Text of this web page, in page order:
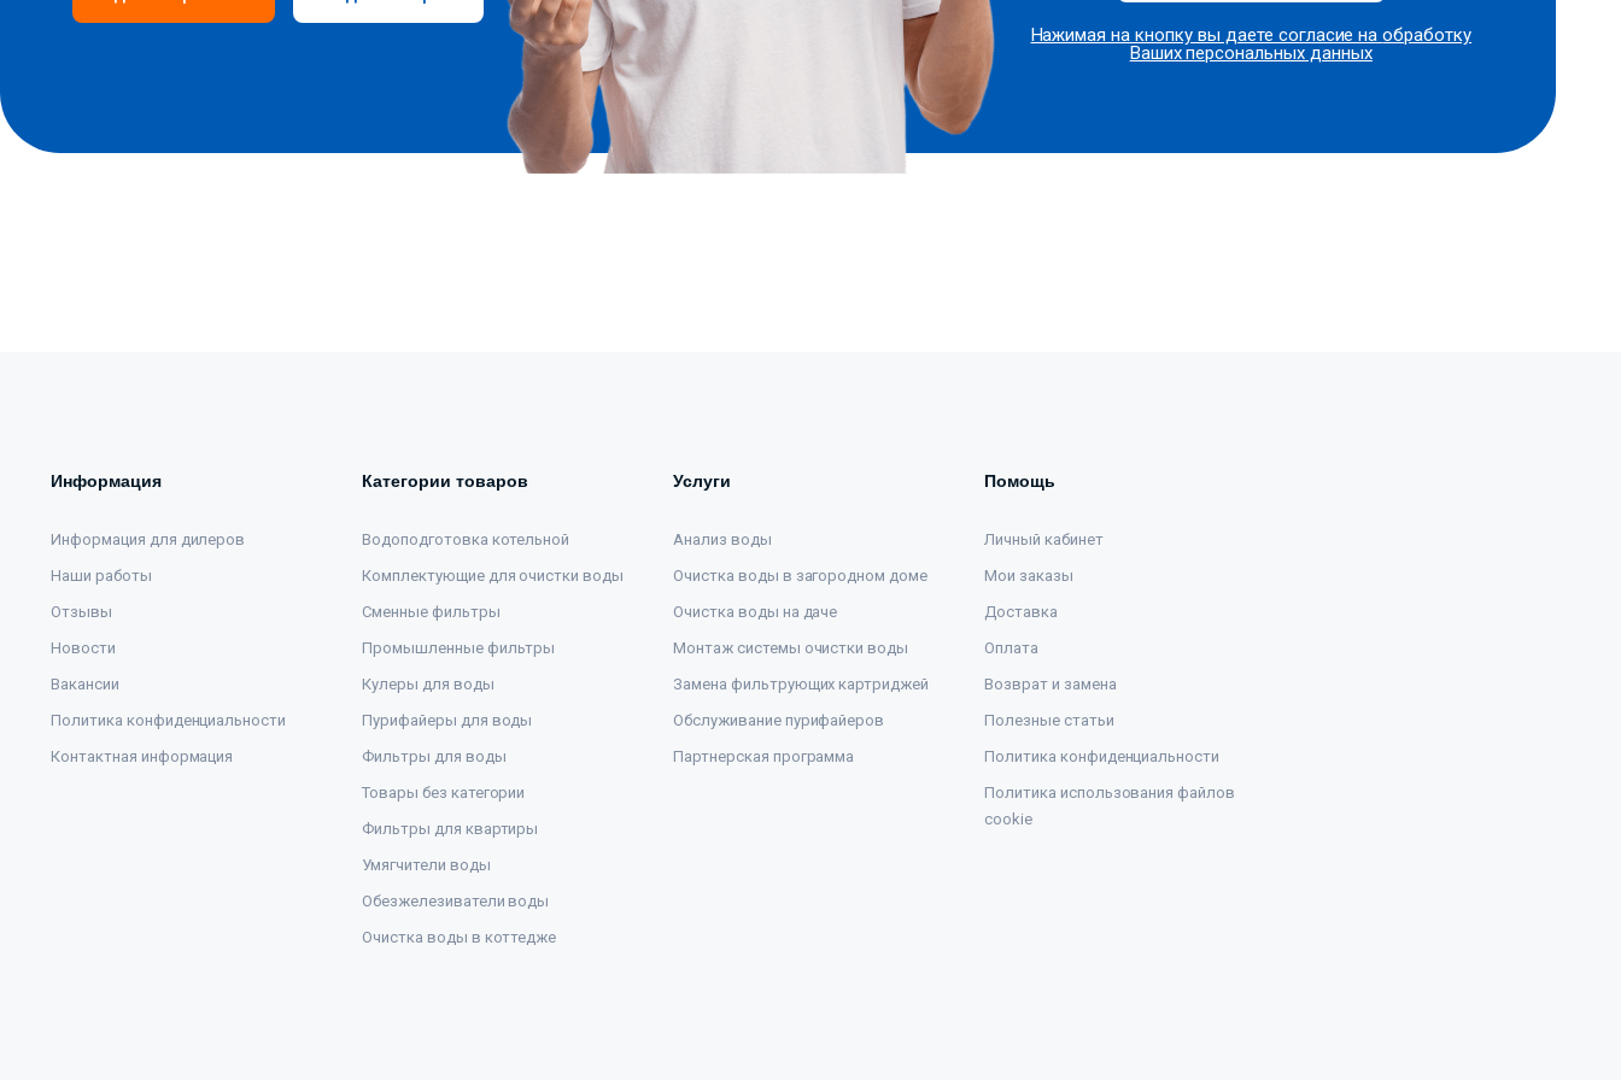
Нажимая на кнопку вы даете согласие наобработку
Ваших персональных данных
Информация
Информация для дилеров
Наши работы
Отзывы
Новости
Вакансии
Политика конфиденциальности
Контактная информация
Категории товаров
Водоподготовка котельной
Комплектующие для очистки воды
Сменные фильтры
Промышленные фильтры
Кулеры для воды
Пурифайеры для воды
Фильтры для воды
Товары без категории
Фильтры для квартиры
Умягчители воды
Обезжелезиватели воды
Очистка воды в коттедже
Услуги
Анализ воды
Очистка воды в загородном доме
Очистка воды на даче
Монтаж системы очистки воды
Замена фильтрующих картриджей
Обслуживание пурифайеров
Партнерская программа
Помощь
Личный кабинет
Мои заказы
Доставка
Оплата
Возврат и замена
Полезные статьи
Политика конфиденциальности
Политика использования файлов
cookie